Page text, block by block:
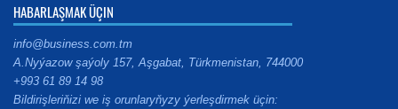
HABARLAŞMAK ÜÇIN
info@business.com.tm
A.Nyýazow şaýoly 157, Aşgabat, Türkmenistan, 744000
+993 61 89 14 98
Bildirişleriňizi we iş orunlaryňyzy ýerleşdirmek üçin: